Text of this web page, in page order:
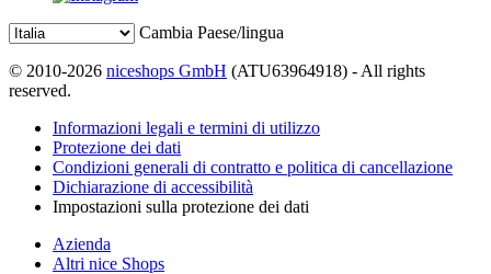
Cambia Paese/lingua
© 2010-2026 niceshops GmbH (ATU63964918) - All rights
reserved.
Informazioni legali e termini di utilizzo
Protezione dei dati
Condizioni generali di contratto e politica di cancellazione
Dichiarazione di accessibilità
Impostazioni sulla protezione dei dati
Azienda
Altri nice Shops